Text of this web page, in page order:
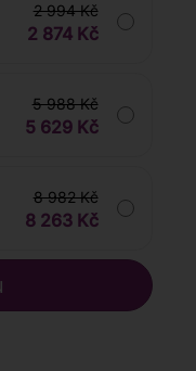
2 994 Kč
2 874 Kč
5 988 Kč
5 629 Kč
8 982 Kč
8 263 Kč